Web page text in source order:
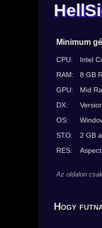
Minimum
CPU:
Intel
RAM:
8 GB
GPU:
Mid
DX:
OS:
STO:
2 GB
RES:
Az oldalon
Hogy